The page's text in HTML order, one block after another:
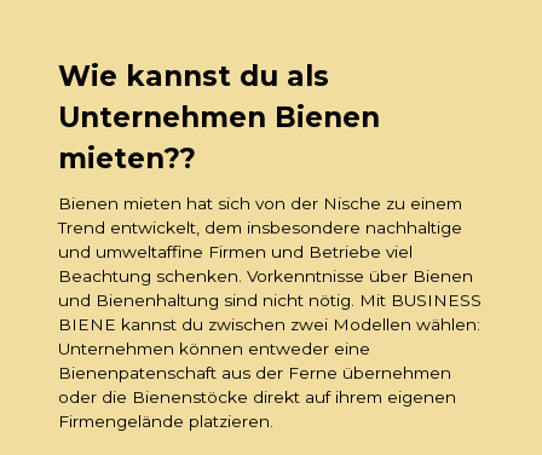
Wie kannst du als
Unternehmen Bienen
mieten??
Bienen mieten hat sich von der Nische zu einem
Trend entwickelt, dem insbesondere nachhaltige
und umweltaffine Firmen und Betriebe viel
Beachtung schenken. Vorkenntnisse über Bienen
und Bienenhaltung sind nicht nötig. Mit BUSINESS
BIENE kannst du zwischen zwei Modellen wählen:
Unternehmen können entweder eine
Bienenpatenschaft aus der Ferne übernehmen
oder die Bienenstöcke direkt auf ihrem eigenen
Firmengelände platzieren.